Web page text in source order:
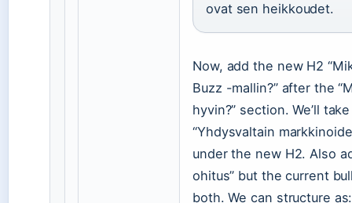
ovat sen heikkoudet.
Now, add the new H2
Buzz -mallin?” after the
hyvin?” section. We’ll
“Yhdysvaltain
under the new H2. Also
ohitus” but the current
both. We can structure as: